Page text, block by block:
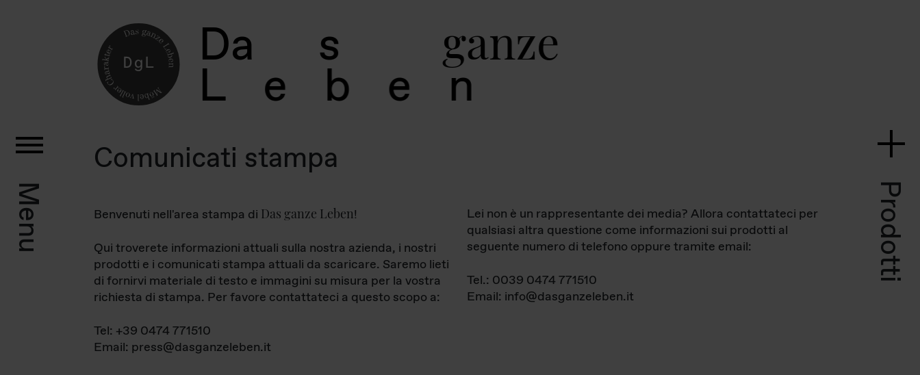
Da s ganz
L e b e
Menu Prodotti
Comunicati stampa
Benvenuti nell'area stampa di Das ganze Leben!
Qui troverete informazioni attuali sulla nostra azienda, i nostri
prodotti e i comunicati stampa attuali da scaricare. Saremo lieti
di fornirvi materiale di testo e immagini su misura per la vostra
richiesta di stampa. Per favore contattateci a questo scopo a:
Tel: +39 0474 771510
Email: press@dasganzeleben.it
Lei non è un rappresentante dei media? Allora contattateci per
qualsiasi altra questione come informazioni sui prodotti al
seguente numero di telefono oppure tramite email:
Tel.: 0039 0474 771510
Email: info@dasganzeleben.it